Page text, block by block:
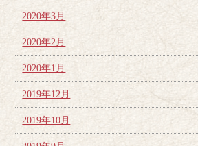
2020年3月
2020年2月
2020年1月
2019年12月
2019年10月